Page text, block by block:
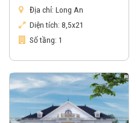
Địa chỉ: Long An
Diện tích: 8,5x21
Số tầng: 1